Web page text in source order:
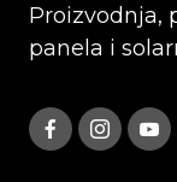
Proizvodnja,
panela i